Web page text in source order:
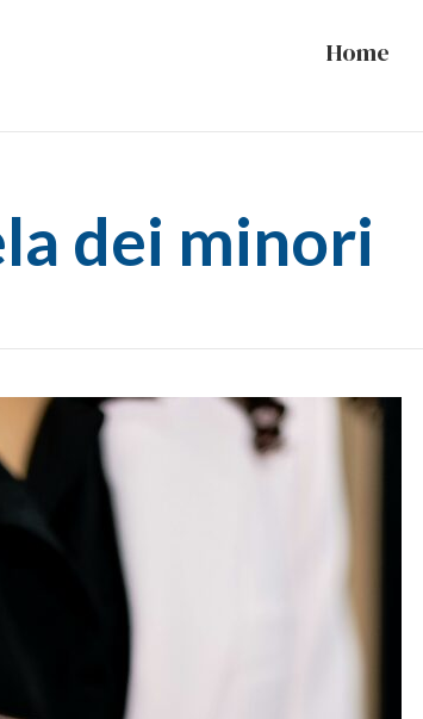
Home
dei minori